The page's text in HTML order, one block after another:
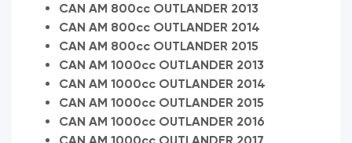
CAN AM 800cc OUTLANDER 2013
CAN AM 800cc OUTLANDER 2014
CAN AM 800cc OUTLANDER 2015
CAN AM 1000cc OUTLANDER 2013
CAN AM 1000cc OUTLANDER 2014
CAN AM 1000cc OUTLANDER 2015
CAN AM 1000cc OUTLANDER 2016